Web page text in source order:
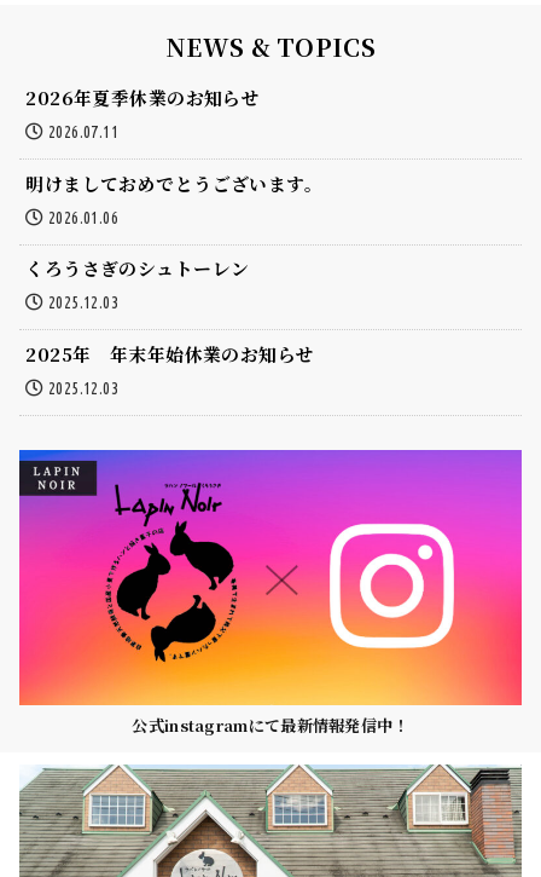
NEWS & TOPICS
2026年夏季休業のお知らせ
2026.07.11
明けましておめでとうございます。
2026.01.06
くろうさぎのシュトーレン
2025.12.03
2025年 年末年始休業のお知らせ
2025.12.03
公式instagramにて最新情報発信中！